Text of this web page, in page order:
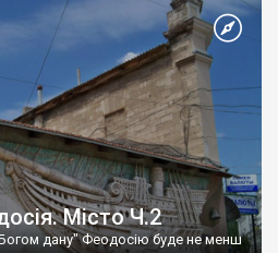
Місто Ч.2
дану" Феодосію буде не менш